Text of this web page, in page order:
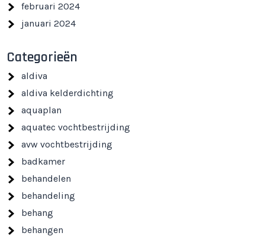
februari 2024
januari 2024
Categorieën
aldiva
aldiva kelderdichting
aquaplan
aquatec vochtbestrijding
avw vochtbestrijding
badkamer
behandelen
behandeling
behang
behangen